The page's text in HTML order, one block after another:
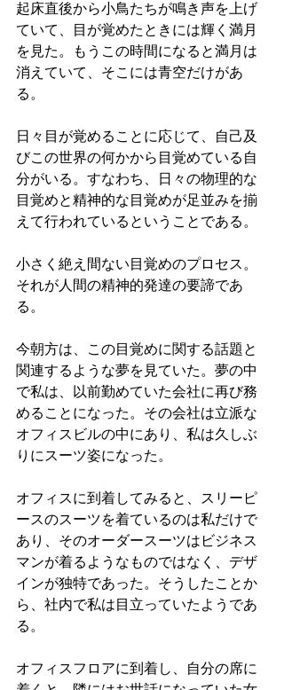
起床直後から小鳥たちが鳴き声を上げ
ていて、目が覚めたときには輝く満月
を見た。もうこの時間になると満月は
消えていて、そこには青空だけがあ
る。
日々目が覚めることに応じて、自己及
びこの世界の何かから目覚めている自
分がいる。すなわち、日々の物理的な
目覚めと精神的な目覚めが足並みを揃
えて行われているということである。
小さく絶え間ない目覚めのプロセス。
それが人間の精神的発達の要諦であ
る。
今朝方は、この目覚めに関する話題と
関連するような夢を見ていた。夢の中
で私は、以前勤めていた会社に再び務
めることになった。その会社は立派な
オフィスビルの中にあり、私は久しぶ
りにスーツ姿になった。
オフィスに到着してみると、スリーピ
ースのスーツを着ているのは私だけで
あり、そのオーダースーツはビジネス
マンが着るようなものではなく、デザ
インが独特であった。そうしたことか
ら、社内で私は目立っていたようであ
る。
オフィスフロアに到着し、自分の席に